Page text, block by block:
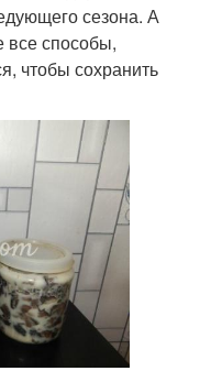
сезона. А
все способы,
чтобы сохранить